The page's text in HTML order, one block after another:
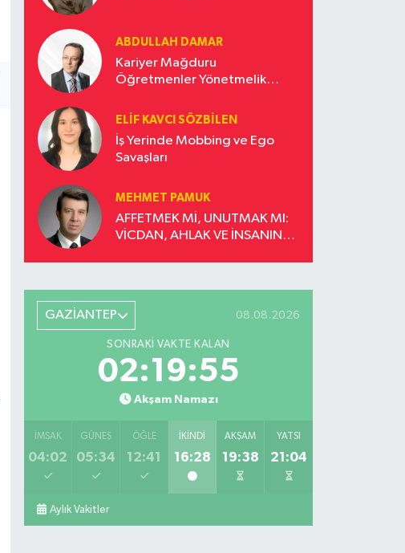
ABDULLAH DAMAR
Kariyer Mağduru
Öğretmenler Yönetmelik
ELIF KAVCI SÖZBILEN
İş Yerinde Mobbing ve Ego
Savaşları
MEHMET PAMUK
AFFETMEK Mİ, UNUTMAK MI:
VİCDAN, AHLAK VE İNSANIN
GAZİANTEP 08.08.2026
SONRAKI VAKTE KALAN
02:19:54
Akşam Namazı
İMSAK
04:02
GÜNEŞ
05:34
ÖĞLE
12:41
İKINDI
16:28
AKŞAM
19:38
YATSI
21:04
Aylık Vakitler